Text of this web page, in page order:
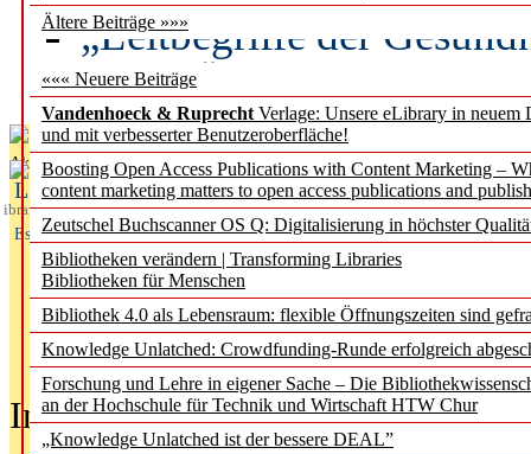
Ältere Beiträge »»»
««« Neuere Beiträge
Vandenhoeck & Ruprecht Verlage: Unsere eLibrary in neuem
und mit verbesserter Benutzeroberfläche!
Boosting Open Access Publications with Content Marketing –
content marketing matters to open access publications and
Zeutschel Buchscanner OS Q: Digitalisierung in höchster
Bibliotheken verändern | Transforming Libraries
Bibliotheken für Menschen
Bibliothek 4.0 als Lebensraum: flexible Öffnungszeiten sind
Knowledge Unlatched: Crowdfunding-Runde erfolgreich
Forschung und Lehre in eigener Sache – Die
an der Hochschule für Technik und Wirtschaft HTW Chur
„Knowledge Unlatched ist der bessere DEAL”
„Leitbegriffe der
des BIÖG erscheinen
Aktuelles aus
L
ibrary
Essentials
In der Ausgabe06/2026(August